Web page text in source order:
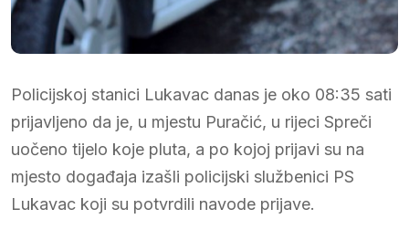
Policijskoj stanici Lukavac danas je oko 08:35 sati
prijavljeno da je, u mjestu Puračić, u rijeci Spreči
uočeno tijelo koje pluta, a po kojoj prijavi su na
mjesto događaja izašli policijski službenici PS
Lukavac koji su potvrdili navode prijave.